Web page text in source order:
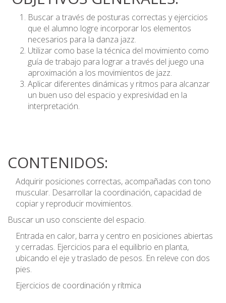
Buscar a través de posturas correctas y ejercicios
que el alumno logre incorporar los elementos
necesarios para la danza jazz.
Utilizar como base la técnica del movimiento como
guía de trabajo para lograr a través del juego una
aproximación a los movimientos de jazz.
Aplicar diferentes dinámicas y ritmos para alcanzar
un buen uso del espacio y expresividad en la
interpretación.
CONTENIDOS:
Adquirir posiciones correctas, acompañadas con tono
muscular. Desarrollar la coordinación, capacidad de
copiar y reproducir movimientos.
Buscar un uso consciente del espacio.
Entrada en calor, barra y centro en posiciones abiertas
y cerradas. Ejercicios para el equilibrio en planta,
ubicando el eje y traslado de pesos. En releve con dos
pies.
Ejercicios de coordinación y rítmica